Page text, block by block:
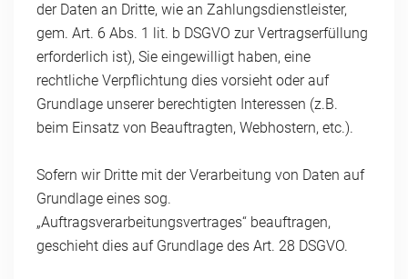
der Daten an Dritte, wie an Zahlungsdienstleister,
gem. Art. 6 Abs. 1 lit. b DSGVO zur Vertragserfüllung
erforderlich ist), Sie eingewilligt haben, eine
rechtliche Verpflichtung dies vorsieht oder auf
Grundlage unserer berechtigten Interessen (z.B.
beim Einsatz von Beauftragten, Webhostern, etc.).
Sofern wir Dritte mit der Verarbeitung von Daten auf
Grundlage eines sog.
„Auftragsverarbeitungsvertrages“ beauftragen,
geschieht dies auf Grundlage des Art. 28 DSGVO.